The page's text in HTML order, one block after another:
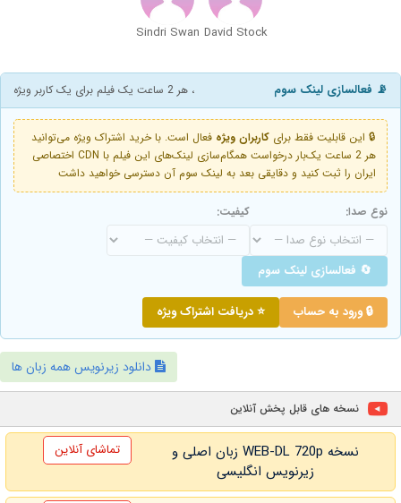
David Stock
Sindri Swan
📡 فعالسازی لینک سوم ، هر 2 ساعت یک فیلم برای یک کاربر ویژه
🔒 این قابلیت فقط برای کاربران ویژه فعال است. با خرید اشتراک ویژه می‌توانید
هر 2 ساعت یک‌بار درخواست همگام‌سازی لینک‌های این فیلم با CDN اختصاصی
ایران را ثبت کنید و دقایقی بعد به لینک سوم آن دسترسی خواهید داشت
نوع صدا: کیفیت:
🔄 فعالسازی لینک سوم
🔒 ورود به حساب ⭐ دریافت اشتراک ویژه
دانلود زیرنویس همه زبان ها
نسخه های قابل پخش آنلاین
نسخه WEB-DL 720p زبان اصلی و
زیرنویس انگلیسی
تماشای آنلاین